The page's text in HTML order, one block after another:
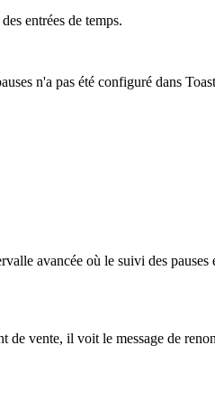
entrées de temps.
n'a pas été configuré dans
avancée où le suivi des pauses
vente, il voit le message de